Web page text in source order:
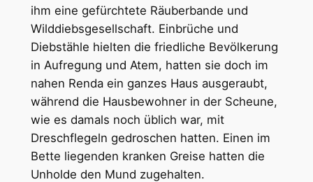
ihm eine gefürchtete Räuberbande und
Wilddiebsgesellschaft. Einbrüche und
Diebstähle hielten die friedliche Bevölkerung
in Aufregung und Atem, hatten sie doch im
nahen Renda ein ganzes Haus ausgeraubt,
während die Hausbewohner in der Scheune,
wie es damals noch üblich war, mit
Dreschflegeln gedroschen hatten. Einen im
Bette liegenden kranken Greise hatten die
Unholde den Mund zugehalten.